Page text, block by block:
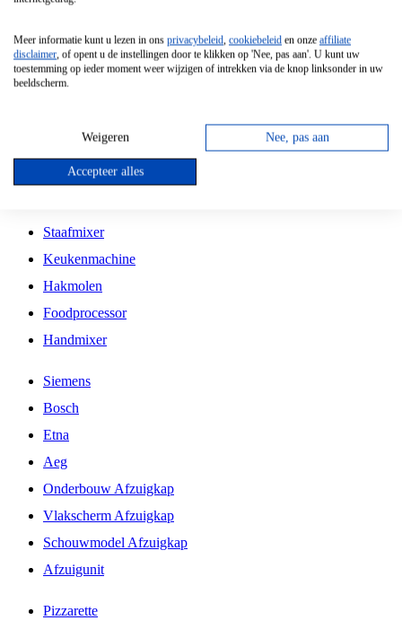
Vrijstaande Magnetron
Vrijstaande Kookplaat
Inbouw Gaskookplaat
Inbouw Keramische Kookplaat
Kookplaat Accessoires
Staafmixer
Keukenmachine
Hakmolen
Foodprocessor
Handmixer
Siemens
Bosch
Etna
Aeg
Onderbouw Afzuigkap
Vlakscherm Afzuigkap
Schouwmodel Afzuigkap
Afzuigunit
Pizzarette
Meer informatie kunt u lezen in ons privacybeleid, cookiebeleid en onze affiliate
disclaimer, of opent u de instellingen door te klikken op 'Nee, pas aan'. U kunt uw
toestemming op ieder moment weer wijzigen of intrekken via de knop linksonder in uw
beeldscherm.
Weigeren Nee, pas aan
Accepteer alles